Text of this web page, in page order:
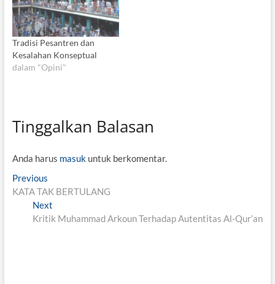
Tradisi Pesantren dan
Kesalahan Konseptual
dalam "Opini"
Tinggalkan Balasan
Anda harus masukuntuk berkomentar.
N
a
Previous
r
e
v
KATA TAK BERTULANG
Next
e
Kritik Muhammad Arkoun Terhadap Autentitas Al-Qur’an